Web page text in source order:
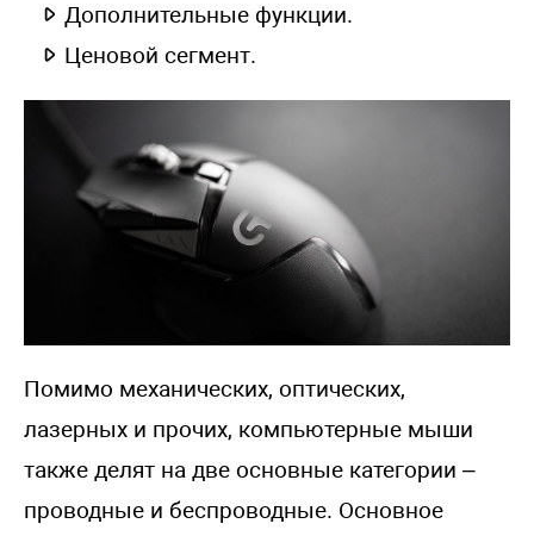
Дополнительные функции.
Ценовой сегмент.
Помимо механических, оптических,
лазерных и прочих, компьютерные мыши
также делят на две основные категории –
проводные и беспроводные. Основное